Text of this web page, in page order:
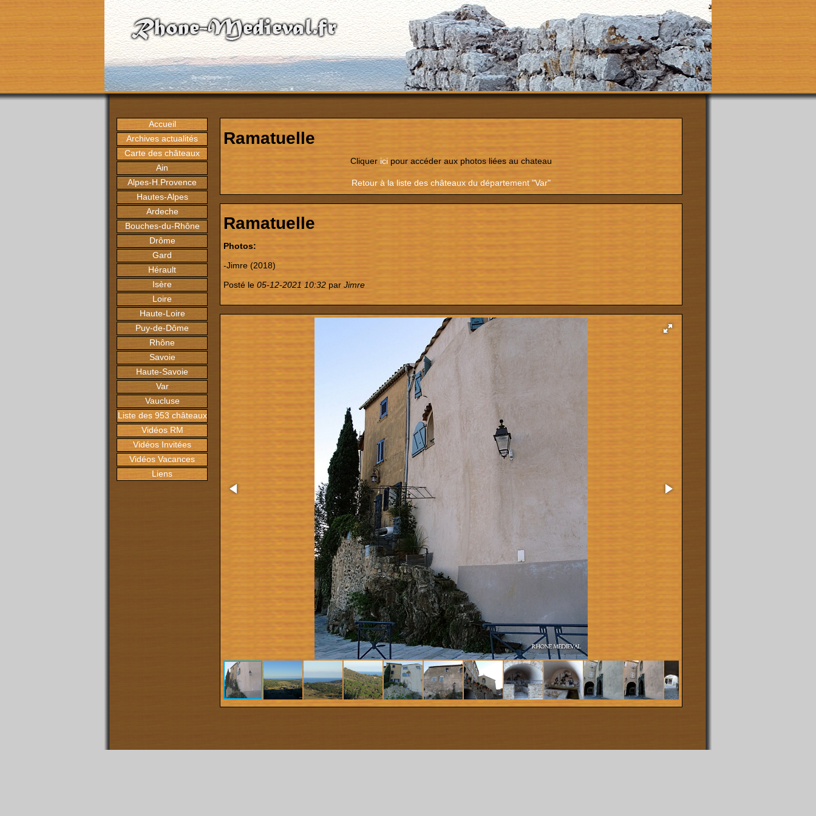
Accueil
Archives actualités
Carte des châteaux
Ain
Alpes-H.Provence
Hautes-Alpes
Ardeche
Bouches-du-Rhône
Drôme
Gard
Hérault
Isère
Loire
Haute-Loire
Puy-de-Dôme
Rhône
Savoie
Haute-Savoie
Var
Vaucluse
Liste des 953 châteaux
Vidéos RM
Vidéos Invitées
Vidéos Vacances
Liens
Ramatuelle
Cliquer ici pour accéder aux photos liées au chateau
Retour à la liste des châteaux du département "Var"
Ramatuelle
Photos:
-Jimre (2018)
Posté le 05-12-2021 10:32 par Jimre